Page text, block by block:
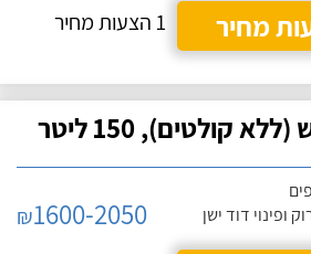
מחיר
1 הצעות מחיר
150 ליטר
ופינוי דוד ישן
₪1600-2050